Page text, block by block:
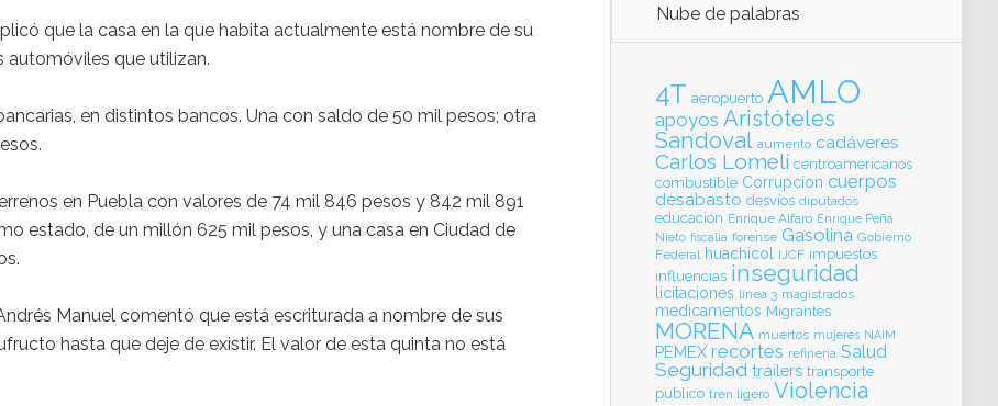
que la casa en la que habita actualmente está nombre de su
automóviles que utilizan.
en distintos bancos. Una con saldo de 50 mil pesos; otra
en Puebla con valores de 74 mil 846 pesos y 842 mil 891
estado, de un millón 625 mil pesos, y una casa en Ciudad de
Manuel comentó que está escriturada a nombre de sus
hasta que deje de existir. El valor de esta quinta no está
Nube de palabras
4T aeropuerto AMLO
apoyos Aristóteles
Sandoval aumento cadáveres
Carlos Lomelí centroamericanos
combustible Corrupcion cuerpos
desabasto desvíos diputados
educación Enrique Alfaro Enrique Peña
Nieto fiscalia forense Gasolina Gobierno
Federal huachicol IJCF impuestos
influencias inseguridad
licitaciones línea 3 magistrados
medicamentos Migrantes
MORENA muertos mujeres NAIM
PEMEX recortes refinería Salud
Seguridad trailers transporte
publico tren ligero Violencia